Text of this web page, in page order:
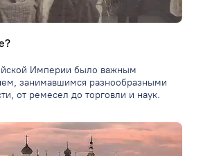
Империи было важным
занимавшимся разнообразными
от ремесел до торговли и наук.